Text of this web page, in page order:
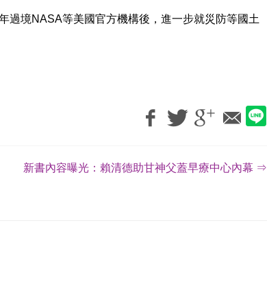
過境NASA等美國官方機構後，進一步就災防等國土
新書內容曝光：賴清德助甘神父蓋早療中心內幕 ⇒